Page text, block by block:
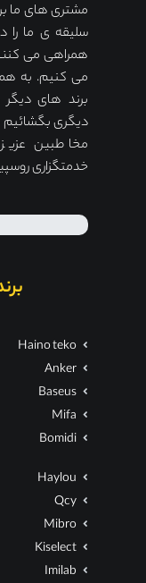
مشتری های ما
سلیقه ی ما را
همراهی می
می کنیم. به
برند های
مخاطبین عزیز
خدمتگزاری
Haino teko
Anker
Baseus
Mifa
Bomidi
Haylou
Qcy
Mibro
Kiselect
Imilab